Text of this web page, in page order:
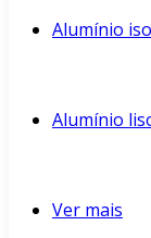
Alumínio
Alumínio
Ver mais